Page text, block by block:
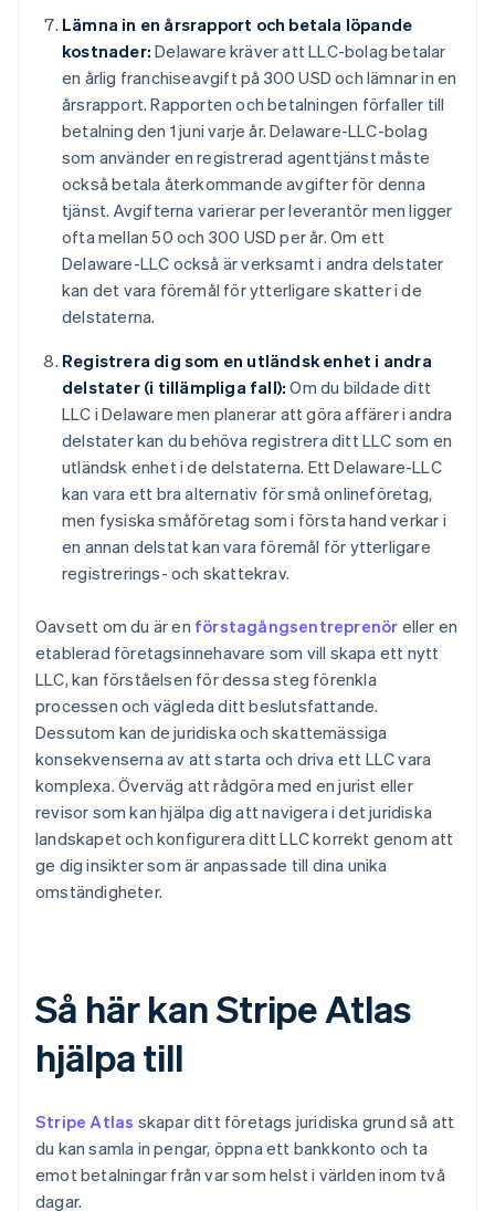
Lämna in en årsrapport och betala löpande
kostnader: Delaware kräver att LLC-bolag betalar
en årlig franchiseavgift på 300 USD och lämnar in en
årsrapport. Rapporten och betalningen förfaller till
betalning den 1 juni varje år. Delaware-LLC-bolag
som använder en registrerad agenttjänst måste
också betala återkommande avgifter för denna
tjänst. Avgifterna varierar per leverantör men ligger
ofta mellan 50 och 300 USD per år. Om ett
Delaware-LLC också är verksamt i andra delstater
kan det vara föremål för ytterligare skatter i de
delstaterna.
Registrera dig som en utländsk enhet i andra
delstater (i tillämpliga fall): Om du bildade ditt
LLC i Delaware men planerar att göra affärer i andra
delstater kan du behöva registrera ditt LLC som en
utländsk enhet i de delstaterna. Ett Delaware-LLC
kan vara ett bra alternativ för små onlineföretag,
men fysiska småföretag som i första hand verkar i
en annan delstat kan vara föremål för ytterligare
registrerings- och skattekrav.
Oavsett om du är en förstagångsentreprenör eller en
etablerad företagsinnehavare som vill skapa ett nytt
LLC, kan förståelsen för dessa steg förenkla
processen och vägleda ditt beslutsfattande.
Dessutom kan de juridiska och skattemässiga
konsekvenserna av att starta och driva ett LLC vara
komplexa. Överväg att rådgöra med en jurist eller
revisor som kan hjälpa dig att navigera i det juridiska
landskapet och konfigurera ditt LLC korrekt genom att
ge dig insikter som är anpassade till dina unika
omständigheter.
Så här kan Stripe Atlas
hjälpa till
Stripe Atlas skapar ditt företags juridiska grund så att
du kan samla in pengar, öppna ett bankkonto och ta
emot betalningar från var som helst i världen inom två
dagar.